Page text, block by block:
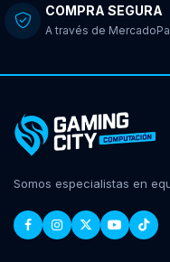
COMPRA SEGURA
A través de
Somos especialistas en